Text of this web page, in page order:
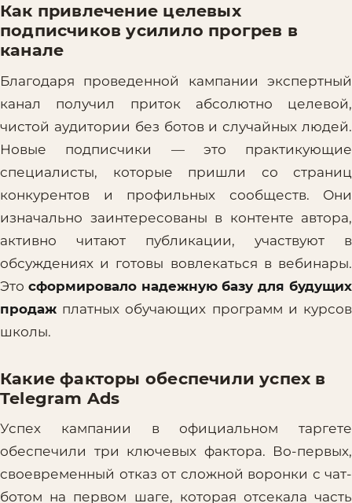
Как привлечение целевых
подписчиков усилило прогрев в
канале
Благодаря проведенной кампании экспертный
канал получил приток абсолютно целевой,
чистой аудитории без ботов и случайных людей.
Новые подписчики — это практикующие
специалисты, которые пришли со страниц
конкурентов и профильных сообществ. Они
изначально заинтересованы в контенте автора,
активно читают публикации, участвуют в
обсуждениях и готовы вовлекаться в вебинары.
Это сформировало надежную базу для будущих
продаж платных обучающих программ и курсов
школы.
Какие факторы обеспечили успех в
Telegram Ads
Успех кампании в официальном таргете
обеспечили три ключевых фактора. Во-первых,
своевременный отказ от сложной воронки с чат-
ботом на первом шаге, которая отсекала часть